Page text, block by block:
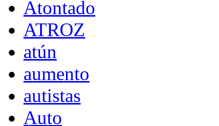
Atontado
ATROZ
atún
aumento
autistas
Auto